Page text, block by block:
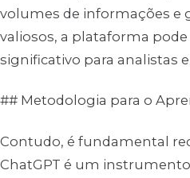
volumes de informações e
valiosos, a plataforma
significativo para analistas
## Metodologia para o
Contudo, é fundamental
ChatGPT é um